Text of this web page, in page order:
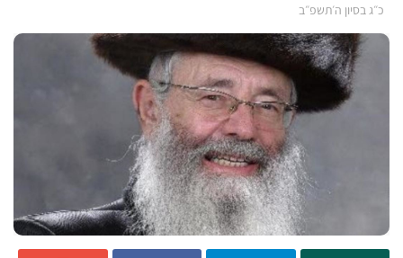
כ״ג בסיון ה׳תשפ״ב